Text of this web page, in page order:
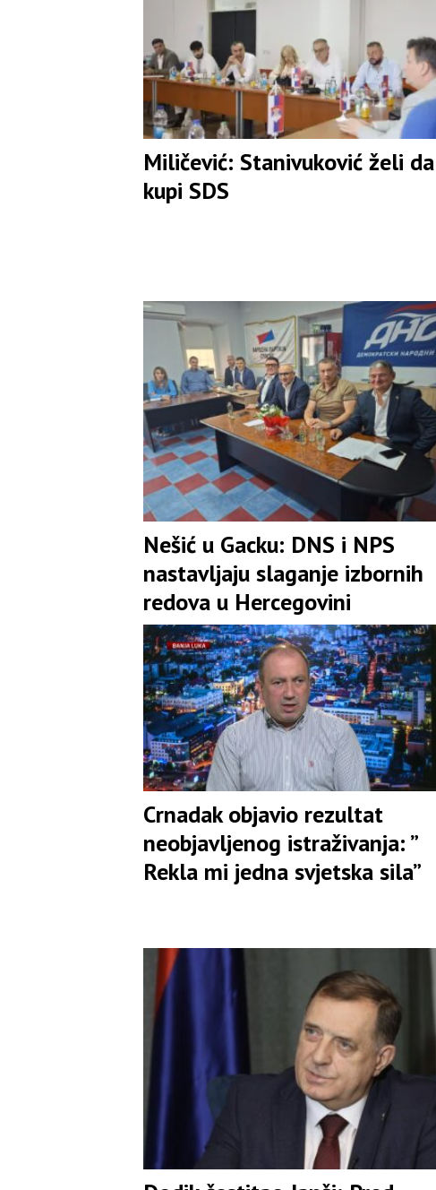
Miličević: Stanivuković želi da
kupi SDS
Nešić u Gacku: DNS i NPS
nastavljaju slaganje izbornih
redova u Hercegovini
Crnadak objavio rezultat
neobjavljenog istraživanja: ”
Rekla mi jedna svjetska sila”